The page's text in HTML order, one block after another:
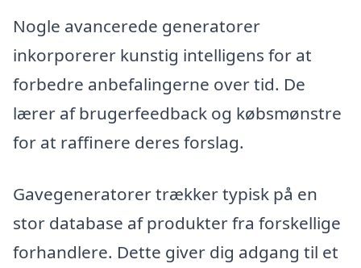
Nogle avancerede generatorer
inkorporerer kunstig intelligens for at
forbedre anbefalingerne over tid. De
lærer af brugerfeedback og købsmønstre
for at raffinere deres forslag.
Gavegeneratorer trækker typisk på en
stor database af produkter fra forskellige
forhandlere. Dette giver dig adgang til et